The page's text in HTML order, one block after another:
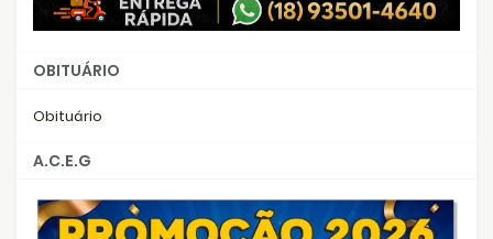
OBITUÁRIO
Obituário
A.C.E.G